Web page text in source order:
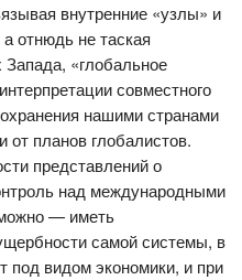
внутренние «узлы» и
отнюдь не таская
Запада, «глобальное
совместного
нашими странами
от планов глобалистов.
представлений о
над международными
— иметь
самой системы, в
под видом экономики, и при